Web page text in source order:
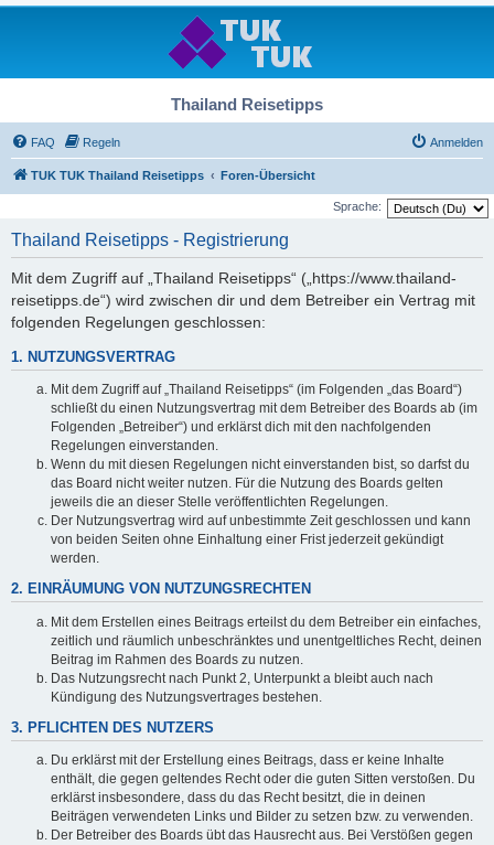
Thailand Reisetipps
FAQ Regeln Anmelden
TUK TUK Thailand Reisetipps Foren-Übersicht
Sprache:
Thailand Reisetipps - Registrierung
Mit dem Zugriff auf „Thailand Reisetipps“ („https://www.thailand-
reisetipps.de“) wird zwischen dir und dem Betreiber ein Vertrag mit
folgenden Regelungen geschlossen:
1. NUTZUNGSVERTRAG
Mit dem Zugriff auf „Thailand Reisetipps“ (im Folgenden „das Board“)
schließt du einen Nutzungsvertrag mit dem Betreiber des Boards ab (im
Folgenden „Betreiber“) und erklärst dich mit den nachfolgenden
Regelungen einverstanden.
Wenn du mit diesen Regelungen nicht einverstanden bist, so darfst du
das Board nicht weiter nutzen. Für die Nutzung des Boards gelten
jeweils die an dieser Stelle veröffentlichten Regelungen.
Der Nutzungsvertrag wird auf unbestimmte Zeit geschlossen und kann
von beiden Seiten ohne Einhaltung einer Frist jederzeit gekündigt
werden.
2. EINRÄUMUNG VON NUTZUNGSRECHTEN
Mit dem Erstellen eines Beitrags erteilst du dem Betreiber ein einfaches,
zeitlich und räumlich unbeschränktes und unentgeltliches Recht, deinen
Beitrag im Rahmen des Boards zu nutzen.
Das Nutzungsrecht nach Punkt 2, Unterpunkt a bleibt auch nach
Kündigung des Nutzungsvertrages bestehen.
3. PFLICHTEN DES NUTZERS
Du erklärst mit der Erstellung eines Beitrags, dass er keine Inhalte
enthält, die gegen geltendes Recht oder die guten Sitten verstoßen. Du
erklärst insbesondere, dass du das Recht besitzt, die in deinen
Beiträgen verwendeten Links und Bilder zu setzen bzw. zu verwenden.
Der Betreiber des Boards übt das Hausrecht aus. Bei Verstößen gegen